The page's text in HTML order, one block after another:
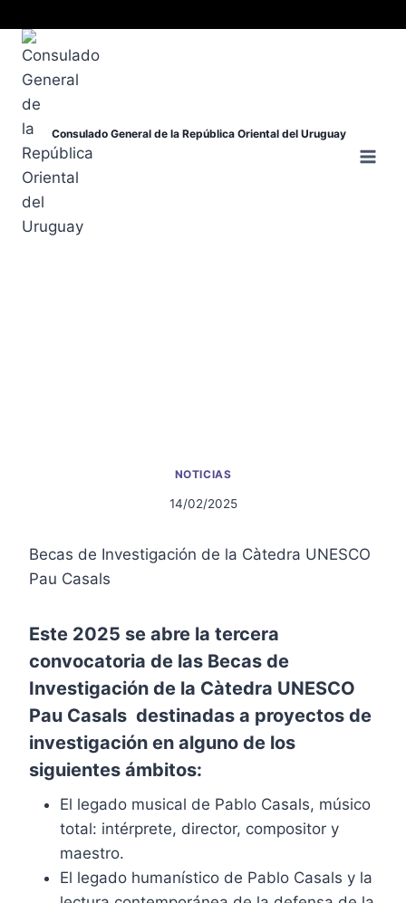
Consulado General de la República Oriental del Uruguay
NOTICIAS
14/02/2025
Becas de Investigación de la Càtedra UNESCO
Pau Casals
Este 2025 se abre la tercera
convocatoria de las Becas de
Investigación de la Càtedra UNESCO
Pau Casals destinadas a proyectos de
investigación en alguno de los
siguientes ámbitos:
El legado musical de Pablo Casals, músico
total: intérprete, director, compositor y
maestro.
El legado humanístico de Pablo Casals y la